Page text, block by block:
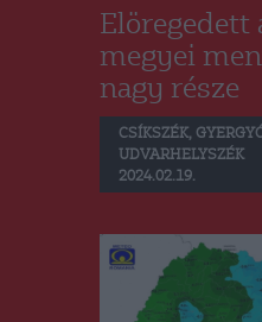
Elöregedett
megyei
nagy része
CSÍKSZÉK,
UDVARHELYSZÉK
2024.02.19.